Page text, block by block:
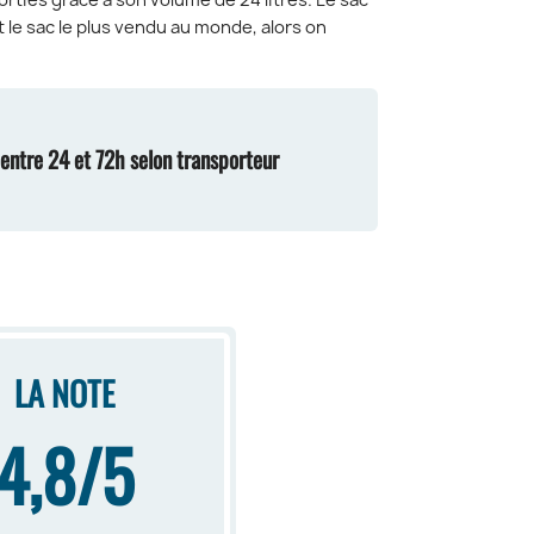
le sac le plus vendu au monde, alors on
24 et 72h selon transporteur
LA NOTE
5